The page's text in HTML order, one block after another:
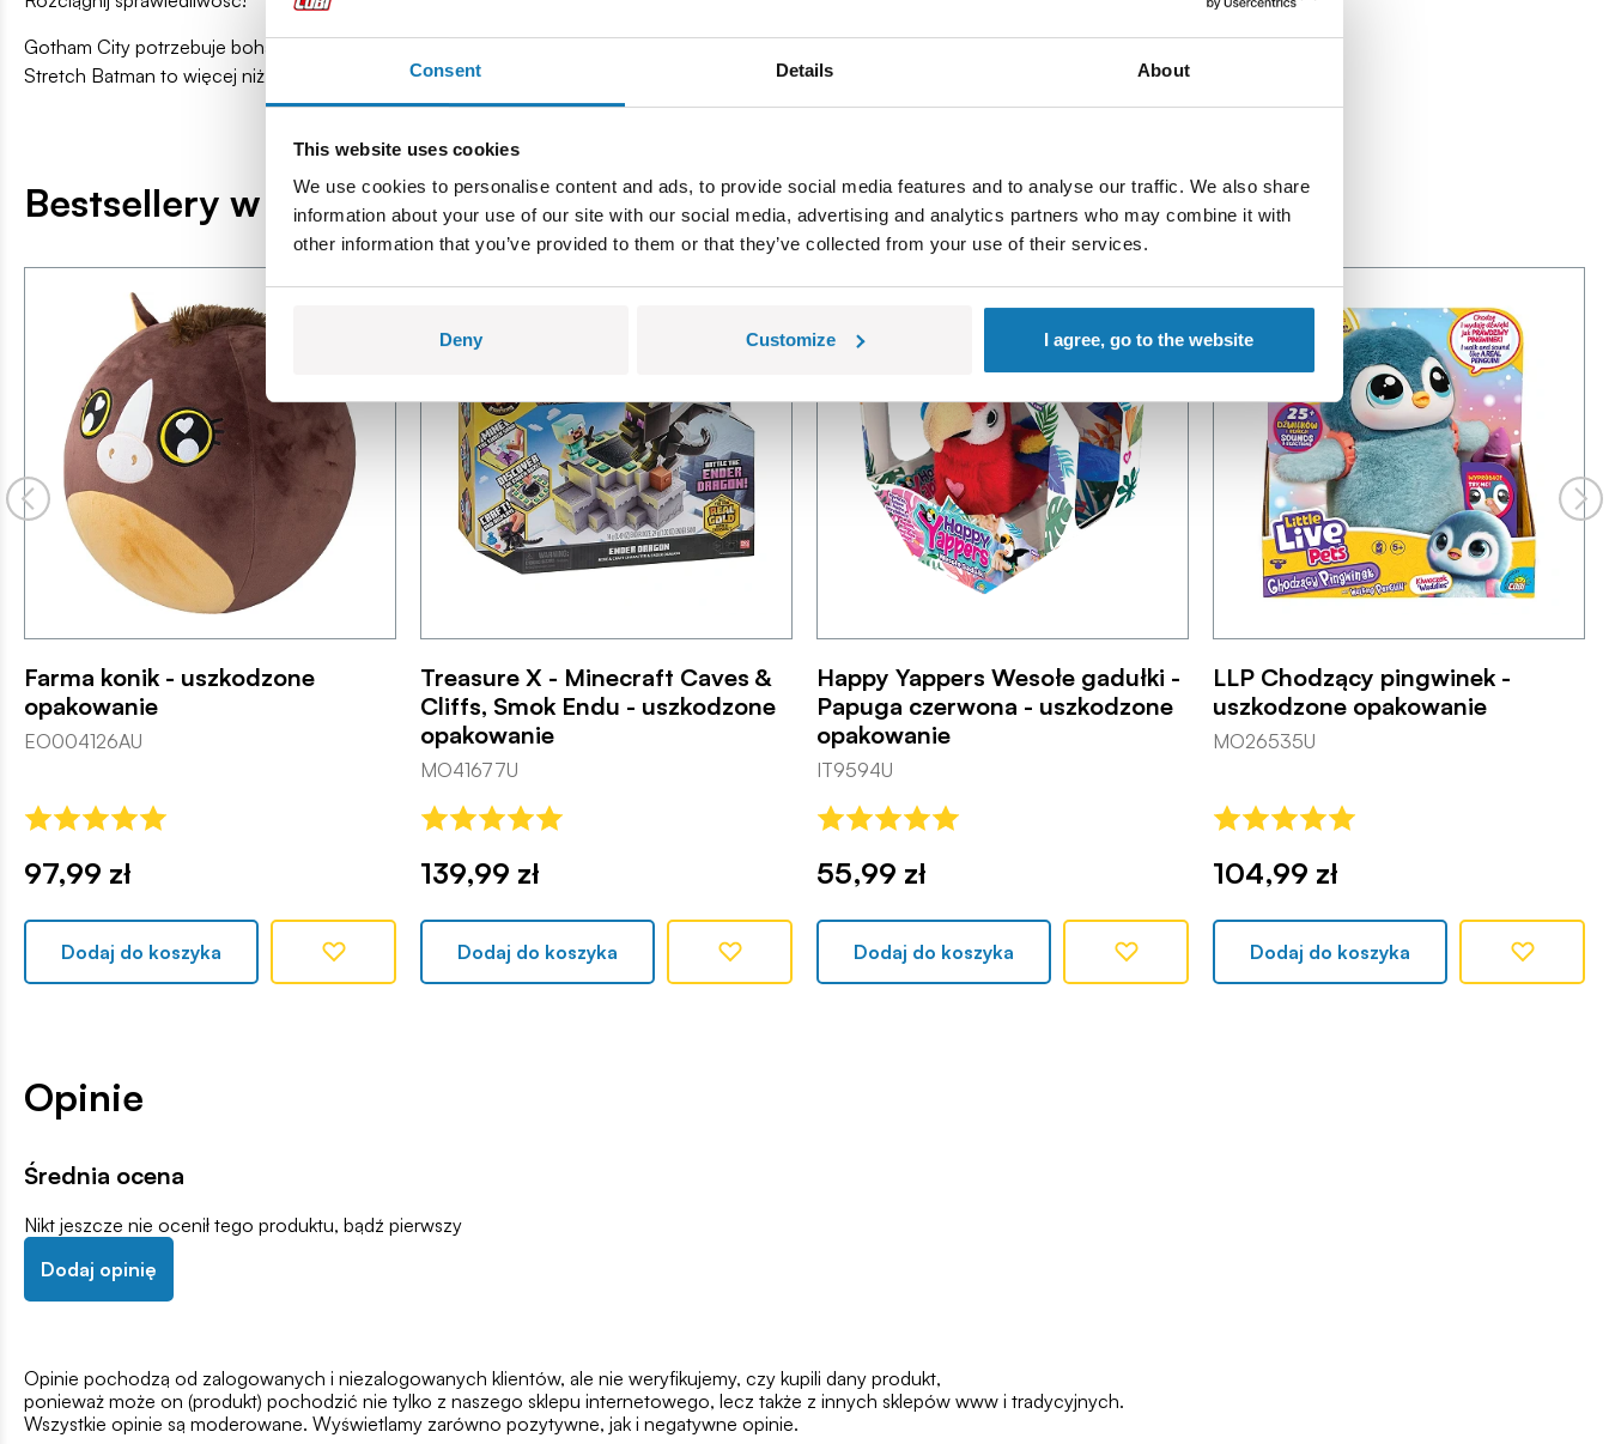
Consent Details About
This website uses cookies
We use cookies to personalise content and ads, to provide social media features and to analyse our traffic. We also share
information about your use of our site with our social media, advertising and analytics partners who may combine it with
other information that you’ve provided to them or that they’ve collected from your use of their services.
Deny Customize I agree, go to the website
Gotham City potrzebuje bohatera – a ty możesz nim zostać! Złap Batmana, rozciągnij i walcz z przestępczością, gdziekolwiek się pojawi!
Stretch Batman to więcej niż figurka – to elastyczna, tajna misja w służbie sprawiedliwości!
Bestsellery w kategorii
Farma konik - uszkodzone
opakowanie
EO004126AU
97,99 zł
Dodaj do koszyka
Treasure X - Minecraft Caves &
Cliffs, Smok Endu - uszkodzone
opakowanie
MO41677U
139,99 zł
Dodaj do koszyka
Happy Yappers Wesołe gadułki -
Papuga czerwona - uszkodzone
opakowanie
IT9594U
55,99 zł
Dodaj do koszyka
LLP Chodzący pingwinek -
uszkodzone opakowanie
MO26535U
104,99 zł
Dodaj do koszyka
Opinie
Średnia ocena
Nikt jeszcze nie ocenił tego produktu, bądź pierwszy
Dodaj opinię
Opinie pochodzą od zalogowanych i niezalogowanych klientów, ale nie weryfikujemy, czy kupili dany produkt,
ponieważ może on (produkt) pochodzić nie tylko z naszego sklepu internetowego, lecz także z innych sklepów www i tradycyjnych.
Wszystkie opinie są moderowane. Wyświetlamy zarówno pozytywne, jak i negatywne opinie.